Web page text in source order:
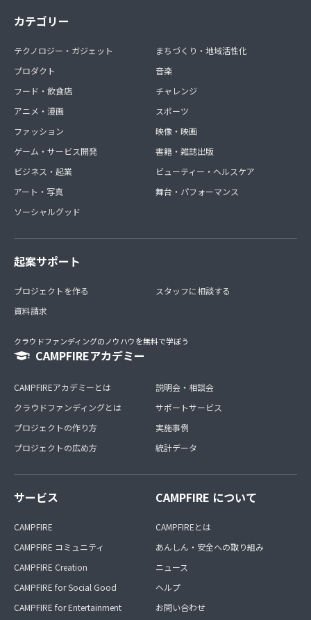
カテゴリー
テクノロジー・ガジェット
プロダクト
フード・飲食店
アニメ・漫画
ファッション
ゲーム・サービス開発
ビジネス・起業
アート・写真
ソーシャルグッド
まちづくり・地域活性化
音楽
チャレンジ
スポーツ
映像・映画
書籍・雑誌出版
ビューティー・ヘルスケア
舞台・パフォーマンス
起案サポート
プロジェクトを作る
資料請求
スタッフに相談する
クラウドファンディングのノウハウを無料で学ぼう
CAMPFIREアカデミー
CAMPFIREアカデミーとは
クラウドファンディングとは
プロジェクトの作り方
プロジェクトの広め方
説明会・相談会
サポートサービス
実施事例
統計データ
サービス
CAMPFIRE
CAMPFIRE コミュニティ
CAMPFIRE Creation
CAMPFIRE for Social Good
CAMPFIRE for Entertainment
CAMPFIRE について
CAMPFIREとは
あんしん・安全への取り組み
ニュース
ヘルプ
お問い合わせ